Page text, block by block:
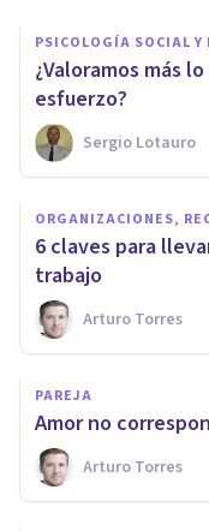
PSICOLOGÍA SOCIAL Y
​¿Valoramos más
esfuerzo?
Sergio Lotauro
ORGANIZACIONES,
​6 claves para
trabajo
Arturo Torres
PAREJA
Amor no
Arturo Torres